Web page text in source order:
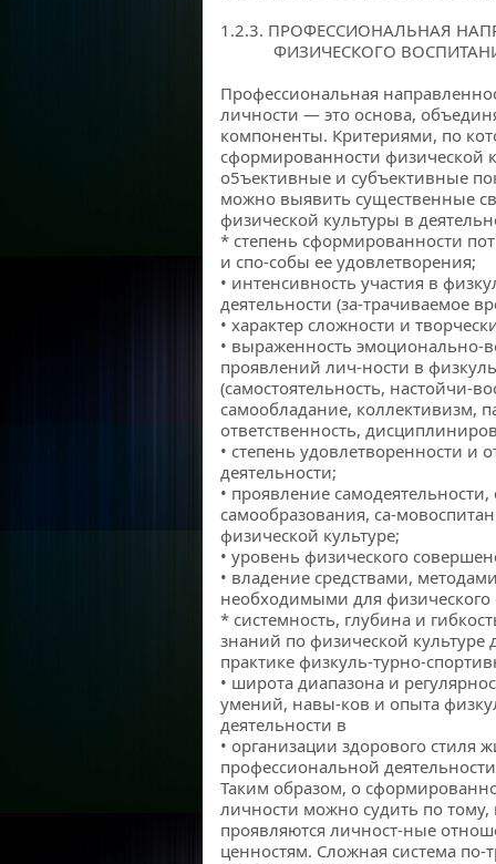
1.2.3. ПРОФЕССИОНАЛЬНАЯ
ФИЗИЧЕСКОГО
Профессиональная
личности — это основа,
компоненты. Критериями, по
сформированности физической
о5ъективные и субъективные
можно выявить существенные
физической культуры в
* степень сформированности
и спо-собы ее удовлетворения;
• интенсивность участия в
деятельности (за-трачиваемое
• характер сложности и
• выраженность эмоционально-
проявлений лич-ности в
(самостоятельность, настойчи-
самообладание, коллективизм,
ответственность,
• степень удовлетворенности
деятельности;
• проявление
самообразования, са-
физической культуре;
• уровень физического
• владение средствами,
необходимыми для физического
* системность, глубина и
знаний по физической культуре
практике физкуль-турно-
• широта диапазона и
умений, навы-ков и опыта
деятельности в
• организации здорового стиля
профессиональной
Таким образом, о
личности можно судить по
проявляются личност-ные
ценностям. Сложная система по-